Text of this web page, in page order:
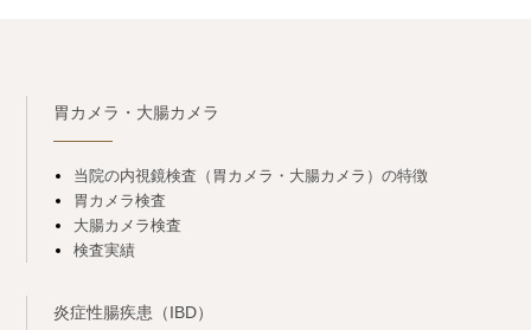
胃カメラ・大腸カメラ
当院の内視鏡検査（胃カメラ・大腸カメラ）の特徴
胃カメラ検査
大腸カメラ検査
検査実績
炎症性腸疾患（IBD）